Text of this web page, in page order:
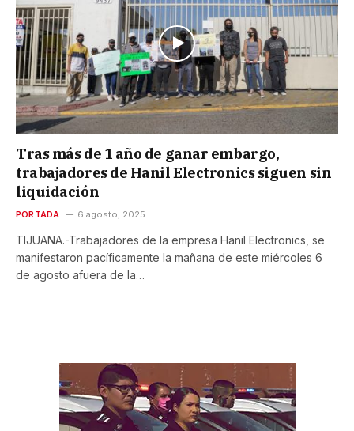
Tras más de 1 año de ganar embargo,
trabajadores de Hanil Electronics siguen sin
liquidación
PORTADA 6 agosto, 2025
TIJUANA.-Trabajadores de la empresa Hanil Electronics, se
manifestaron pacíficamente la mañana de este miércoles 6
de agosto afuera de la…